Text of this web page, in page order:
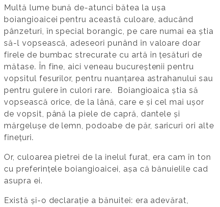
Multă lume bună de-atunci bătea la ușa
boiangioaicei pentru această culoare, aducând
pânzeturi, în special borangic, pe care numai ea știa
să-l vopsească, adeseori punând în valoare doar
firele de bumbac strecurate cu artă în țesături de
mătase. În fine, aici veneau bucureștenii pentru
vopsitul fesurilor, pentru nuanțarea astrahanului sau
pentru gulere în culori rare. Boiangioaica știa să
vopsească orice, de la lână, care e și cel mai ușor
de vopsit, până la piele de capră, dantele și
mărgelușe de lemn, podoabe de păr, saricuri ori alte
finețuri.
Or, culoarea pietrei de la inelul furat, era cam în ton
cu preferințele boiangioaicei, așa că bănuielile cad
asupra ei.
Există și-o declarație a bănuitei: era adevărat,